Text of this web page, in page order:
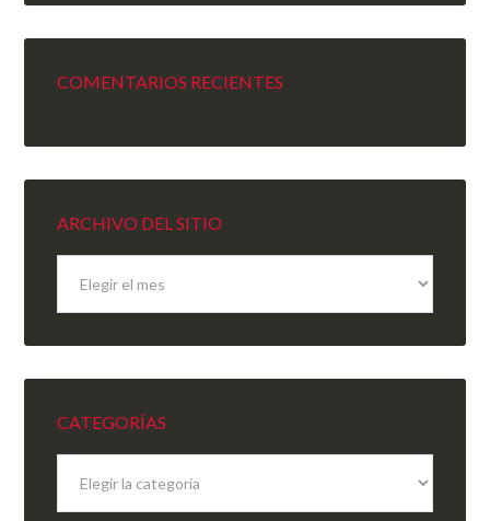
COMENTARIOS RECIENTES
ARCHIVO DEL SITIO
sitio
CATEGORÍAS